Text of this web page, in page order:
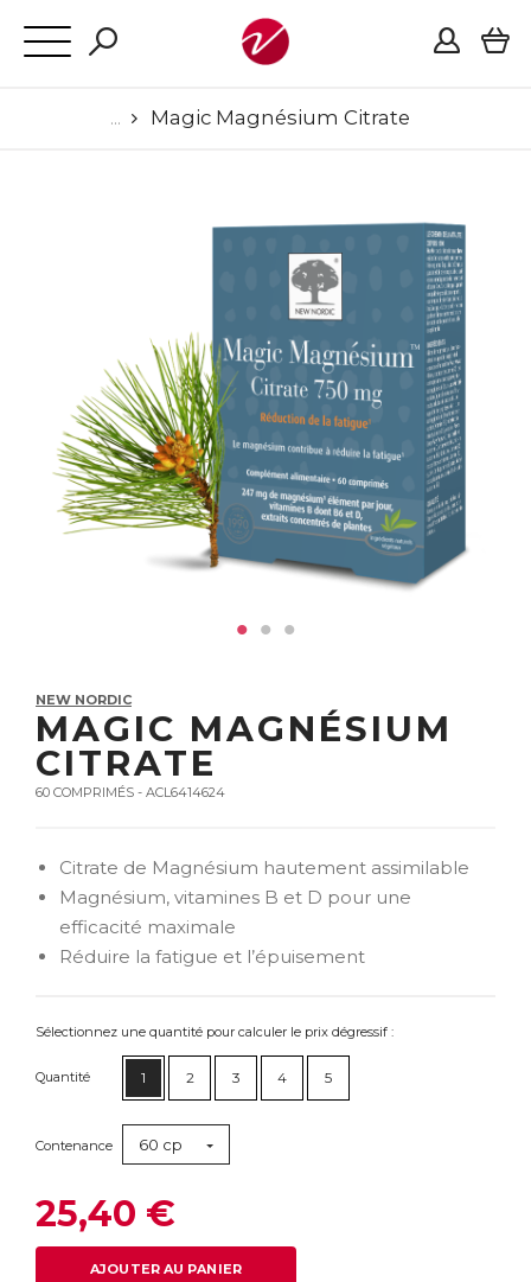
Magic Magnésium Citrate
NEW NORDIC
MAGIC MAGNÉSIUM
CITRATE
60 COMPRIMÉS - ACL6414624
Citrate de Magnésium hautement assimilable
Magnésium, vitamines B et D pour une
efficacité maximale
Réduire la fatigue et l’épuisement
Sélectionnez une quantité pour calculer le prix dégressif :
Quantité 1 2 3 4 5
Contenance 60 cp
25,40 €
AJOUTER AU PANIER